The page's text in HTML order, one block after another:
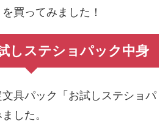
買ってみました！
しステショパック中身
具パック「お試しステショパ
した。